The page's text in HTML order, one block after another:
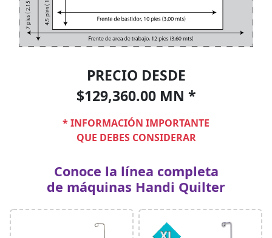
PRECIO DESDE
$129,360.00 MN *
* INFORMACIÓN IMPORTANTE
QUE DEBES CONSIDERAR
Conoce la línea completa
de máquinas Handi Quilter